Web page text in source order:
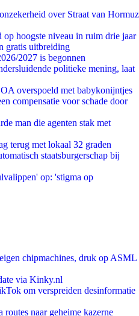
over Straat van Hormuz
hoogste niveau in ruim drie jaar
gratis uitbreiding
2027 is begonnen
politieke mening, laat
overspoeld met babykonijntjes
compensatie voor schade door
man die agenten stak met
terug met lokaal 32 graden
staatsburgerschap bij
op: 'stigma op
chipmachines, druk op ASML
via Kinky.nl
om verspreiden desinformatie
naar geheime kazerne